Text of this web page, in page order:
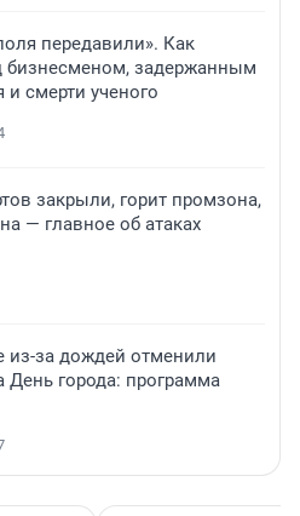
передавили». Как
бизнесменом, задержанным
и смерти ученого
закрыли, горит промзона,
— главное об атаках
из-за дождей отменили
День города: программа